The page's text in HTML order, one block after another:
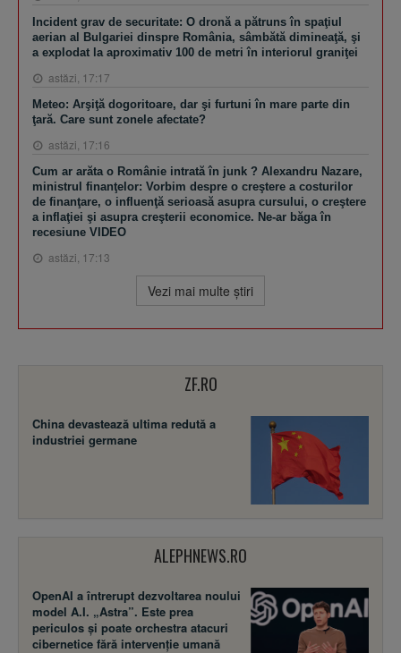
Incident grav de securitate: O dronă a pătruns în spaţiul
aerian al Bulgariei dinspre România, sâmbătă dimineaţă, şi
a explodat la aproximativ 100 de metri în interiorul graniţei
astăzi, 17:17
Meteo: Arşiţă dogoritoare, dar şi furtuni în mare parte din
ţară. Care sunt zonele afectate?
astăzi, 17:16
Cum ar arăta o Românie intrată în junk ? Alexandru Nazare,
ministrul finanţelor: Vorbim despre o creştere a costurilor
de finanţare, o influenţă serioasă asupra cursului, o creştere
a inflaţiei şi asupra creşterii economice. Ne-ar băga în
recesiune VIDEO
astăzi, 17:13
Vezi mai multe ştiri
ZF.RO
China devastează ultima redută a
industriei germane
ALEPHNEWS.RO
OpenAI a întrerupt dezvoltarea noului
model A.I. „Astra”. Este prea
periculos și poate orchestra atacuri
cibernetice fără intervenție umană